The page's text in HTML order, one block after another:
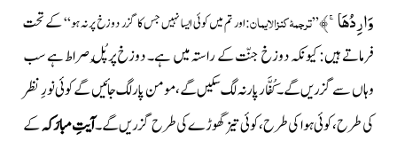
وَارِدُهَاۚ-﴾”ترجمۂ کنزالایمان:اور تم میں کوئی ایسا نہیں جس کا گزر دوزخ پر نہ ہو“کے تحت
فرماتے ہیں: کیونکہ دوزخ جنّت کے راستہ میں ہے۔ دوزخ پر پُلْ صراط ہے سب
وہاں سے گزریں گے۔ کُفَّار پار نہ لگ سکیں گے، مومن پار لگ جائیں گے کوئی نورِ نظر
کی طرح، کوئی ہوا کی طرح، کوئی تیز گھوڑے کی طرح گزریں گے۔آیتِ مبارَکہکے